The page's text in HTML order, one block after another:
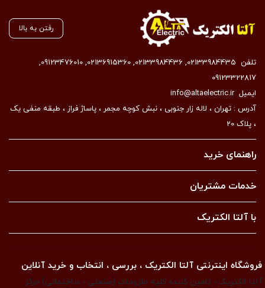
رفتن به بالا
تلفن 02133984435
,
02133984436
,
02136915360
,
09123476010
,
09123322817
ایمیلinfo@altaelectric.ir
آدرس : تهران ، لاله زار جنوبی ، نبش کوچه مجمر ، پاساژ فراز ، طبقه منفی یک
، پلاک 20
راهنمای خرید
خدمات مشتریان
با آلتا الکتریک
فروشگاه اینترنتی آلتا الکتریک ، بررسی ، انتخاب و خرید آنلاین
آلتا الکتریک ، تامین کننده کلیه ملزومات (صنعتی ، ساختمانی) مرکز